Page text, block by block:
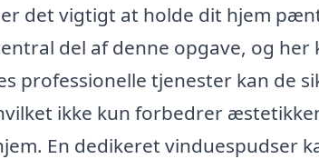
det vigtigt at holde dit hjem
del af denne opgave, og
professionelle tjenester kan de
ikke kun forbedrer
En dedikeret vinduespudser